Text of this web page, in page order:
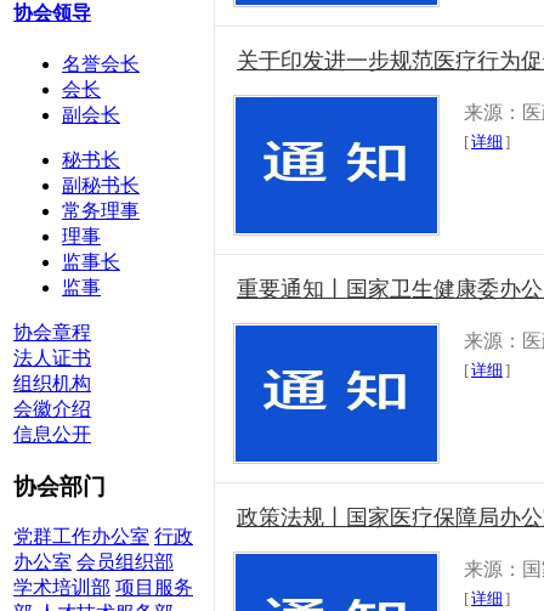
协会领导
名誉会长
会长
副会长
秘书长
副秘书长
常务理事
理事
监事长
监事
协会章程
法人证书
组织机构
会徽介绍
信息公开
协会部门
党群工作办公室 行政
办公室 会员组织部
学术培训部 项目服务
关于印发进一步规范医疗行为
来源：
[详细 ]
重要通知丨国家卫生健康委办
来源：
[详细 ]
政策法规丨国家医疗保障局办
来源：
[详细 ]